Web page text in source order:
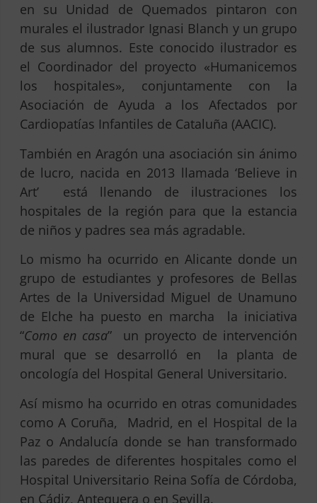
en su Unidad de Quemados pintaron con
murales el ilustrador Ignasi Blanch y un grupo
de sus alumnos. Este conocido ilustrador es
el Coordinador del proyecto «Humanicemos
los hospitales», conjuntamente con la
Asociación de Ayuda a los Afectados por
Cardiopatías Infantiles de Cataluña (AACIC).
También en Aragón una asociación sin ánimo
de lucro, nacida en 2013 llamada ‘Believe in
Art’
está llenando de ilustraciones los
hospitales de la región para que la estancia
de niños y padres sea más agradable.
Lo mismo ha ocurrido en Alicante donde un
grupo de estudiantes y profesores de Bellas
Artes de la Universidad Miguel de Unamuno
de Elche ha puesto en marcha
la iniciativa
“Como en casa”
un proyecto de intervención
mural que se desarrolló en
la planta de
oncología del Hospital General Universitario.
Así mismo ha ocurrido en otras comunidades
como A Coruña,
Madrid, en el Hospital de la
Paz o Andalucía donde se han transformado
las paredes de diferentes hospitales como el
Hospital Universitario Reina Sofía de Córdoba,
en Cádiz, Antequera o en Sevilla.